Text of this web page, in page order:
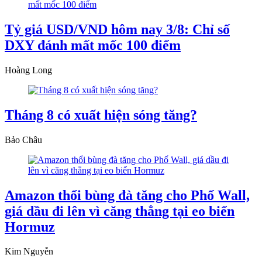
Tỷ giá USD/VND hôm nay 3/8: Chỉ số
DXY đánh mất mốc 100 điểm
Hoàng Long
Tháng 8 có xuất hiện sóng tăng?
Bảo Châu
Amazon thổi bùng đà tăng cho Phố Wall,
giá dầu đi lên vì căng thẳng tại eo biển
Hormuz
Kim Nguyễn